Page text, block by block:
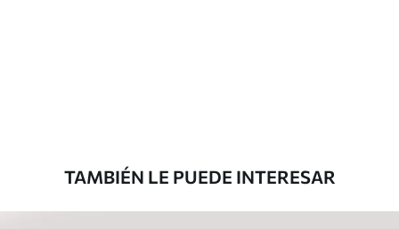
TAMBIÉN LE PUEDE INTERESAR